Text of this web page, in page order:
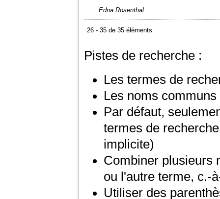
Edna Rosenthal
26 - 35 de 35 éléments
Pistes de recherche :
Les termes de
Les noms
Par défaut,
termes de
implicite)
Combiner plusieurs
ou l'autre terme, c.-
Utiliser des